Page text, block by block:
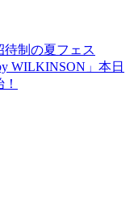
待制の夏フェス
WILKINSON」本日